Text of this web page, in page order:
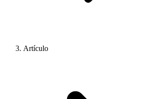
Artículo